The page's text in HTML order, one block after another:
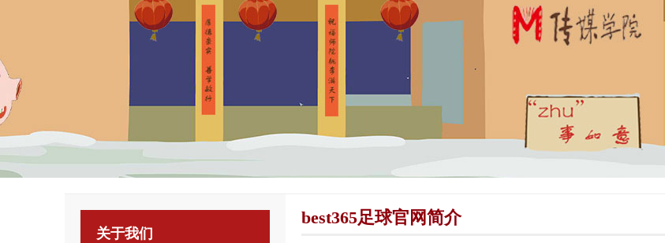
关于我们
best365足球官网简介